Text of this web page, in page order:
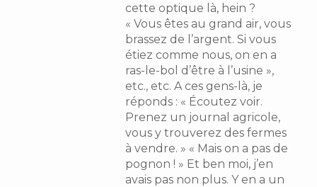
cette optique là, hein ?
« Vous êtes au grand air, vous
brassez de l’argent. Si vous
étiez comme nous, on en a
ras-le-bol d’être à l’usine »,
etc., etc. A ces gens-là, je
réponds : « Écoutez voir.
Prenez un journal agricole,
vous y trouverez des fermes
à vendre. » « Mais on a pas de
pognon ! » Et ben moi, j’en
avais pas non plus. Y en a un